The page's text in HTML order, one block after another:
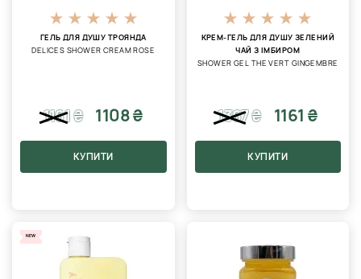
ГЕЛЬ ДЛЯ ДУШУ ТРОЯНДА
DELICES SHOWER CREAM ROSE
1161₴ 1108 ₴
КУПИТИ
КРЕМ-ГЕЛЬ ДЛЯ ДУШУ ЗЕЛЕНИЙ
ЧАЙ З ІМБИРОМ
SHOWER GEL THE VERT GINGEMBRE
1367₴ 1161 ₴
КУПИТИ
NEW